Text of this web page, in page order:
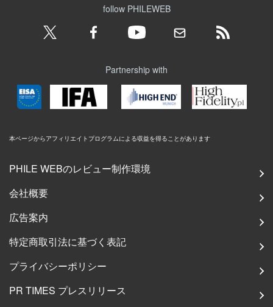
follow PHILEWEB
Partnership with
本ページからアフィリエイトプログラムによる収益を得ることがあります
PHILE WEBのレビュー制作環境
会社概要
広告案内
特定商取引法に基づく表記
プライバシーポリシー
PR TIMES プレスリリース